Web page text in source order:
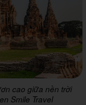
cao giữa nền trời
Smile Travel